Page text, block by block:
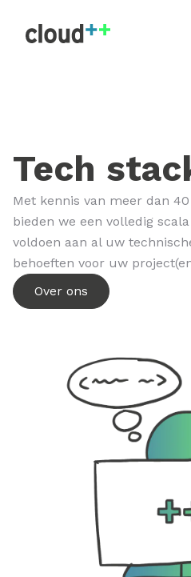
Tech
Met kennis van meer dan
bieden we een volledig
voldoen aan al uw
behoeften voor uw
Over ons